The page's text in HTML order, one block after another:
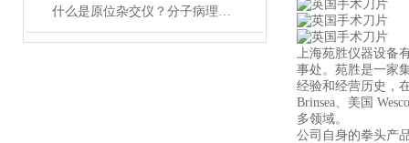
什么是原位杂交仪？分子病理基因检测设备
上海苑胜仪器设备
事处。苑胜是一家
经验和经营历史，
Brinsea、美国
多领域。
公司自身的拳头产